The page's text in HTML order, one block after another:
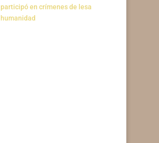
participó en crímenes de lesa
humanidad